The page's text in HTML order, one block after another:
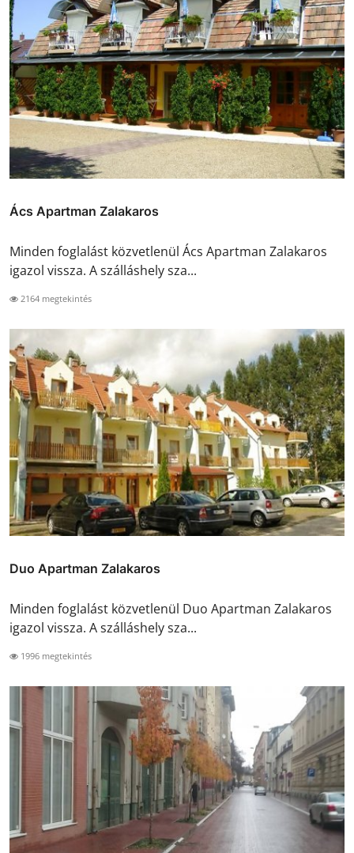
Ács Apartman Zalakaros
Minden foglalást közvetlenül Ács Apartman Zalakaros
igazol vissza. A szálláshely sza...
2164 megtekintés
Duo Apartman Zalakaros
Minden foglalást közvetlenül Duo Apartman Zalakaros
igazol vissza. A szálláshely sza...
1996 megtekintés